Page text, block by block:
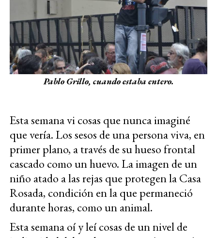
Pablo Grillo, cuando estaba entero.
Esta semana vi cosas que nunca imaginé
que vería. Los sesos de una persona viva, en
primer plano, a través de su hueso frontal
cascado como un huevo. La imagen de un
niño atado a las rejas que protegen la Casa
Rosada, condición en la que permaneció
durante horas, como un animal.
Esta semana oí y leí cosas de un nivel de